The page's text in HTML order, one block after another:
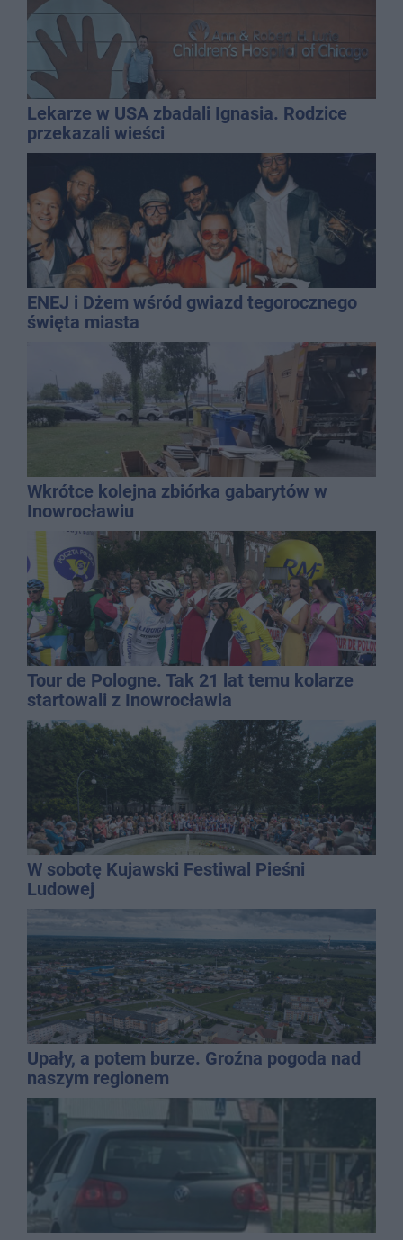
Lekarze w USA zbadali Ignasia. Rodzice
przekazali wieści
ENEJ i Dżem wśród gwiazd tegorocznego
święta miasta
Wkrótce kolejna zbiórka gabarytów w
Inowrocławiu
Tour de Pologne. Tak 21 lat temu kolarze
startowali z Inowrocławia
W sobotę Kujawski Festiwal Pieśni
Ludowej
Upały, a potem burze. Groźna pogoda nad
naszym regionem